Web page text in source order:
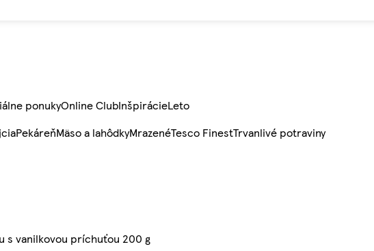
ponukyOnline ClubInšpirácieLeto
PekáreňMäso a lahôdkyMrazenéTesco FinestTrvanlivé potraviny
s vanilkovou príchuťou 200 g